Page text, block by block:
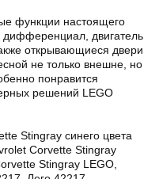
функции настоящего
дифференциал, двигатель
открывающиеся двери
не только внешне, но
понравится
решений LEGO
Stingray синего цвета
Corvette Stingray
Stingray LEGO,
покупки
— тремя
недели.